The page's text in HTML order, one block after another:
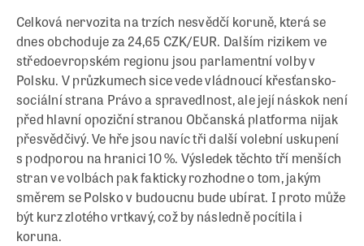
Celková nervozita na trzích nesvědčí koruně, která se
dnes obchoduje za 24,65 CZK/EUR. Dalším rizikem ve
středoevropském regionu jsou parlamentní volby v
Polsku. V průzkumech sice vede vládnoucí křesťansko-
sociální strana Právo a spravedlnost, ale její náskok není
před hlavní opoziční stranou Občanská platforma nijak
přesvědčivý. Ve hře jsou navíc tři další volební uskupení
s podporou na hranici 10 %. Výsledek těchto tří menších
stran ve volbách pak fakticky rozhodne o tom, jakým
směrem se Polsko v budoucnu bude ubírat. I proto může
být kurz zlotého vrtkavý, což by následně pocítila i
koruna.